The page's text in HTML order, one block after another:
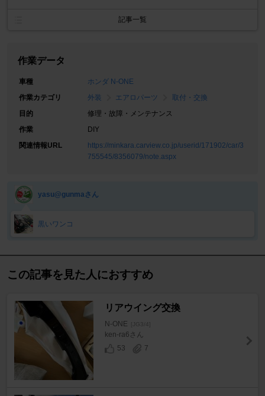
記事一覧
作業データ
車種
ホンダ N-ONE
作業カテゴリ
外装 エアロパーツ
取付・交換
目的
修理・故障・メンテナンス
作業
DIY
関連情報URL
https://minkara.carview.co.jp/userid/171902/car/3
755545/8356079/note.aspx
yasu@gunmaさん
黒いワンコ
この記事を見た人におすすめ
リアウイング交換
N-ONE [JG3/4]
ken-ra6さん
53
7